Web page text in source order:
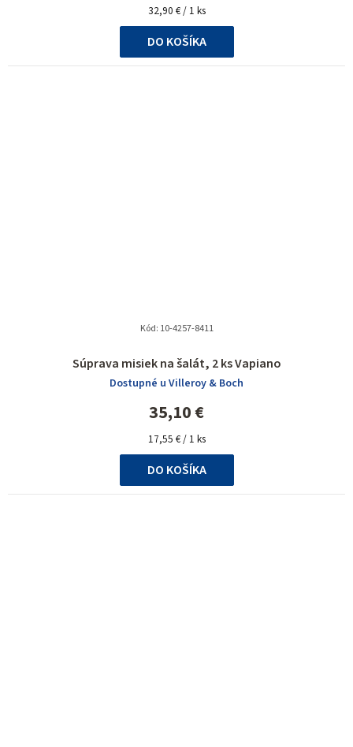
Jednotková
cena:
32,90 € / 1 ks
DO KOŠÍKA
Súprava misiek na šalát, 2 ks Vapiano
hodnotenie
produktu
je
5,0
z
5
hviezdičiek.
Dostupné u Villeroy & Boch
35,10 €
Jednotková
cena:
17,55 € / 1 ks
DO KOŠÍKA
Kód: 10-4257-8411